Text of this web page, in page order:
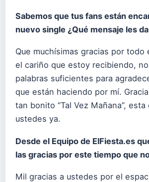
Sabemos que tus fans están
nuevo single ¿Qué mensaje les
Que muchísimas gracias por todo
el cariño que estoy recibiendo,
palabras suficientes para
que están haciendo por mí.
tan bonito “Tal Vez Mañana”,
ustedes ya.
Desde el Equipo de ElFiesta.es
las gracias por este tiempo que
Mil gracias a ustedes por el